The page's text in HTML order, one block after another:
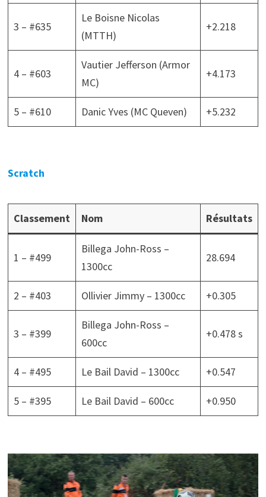
3 – #635
Le Boisne Nicolas
(MTTH)
+2.218
4 – #603
Vautier Jefferson (Armor
MC)
+4.173
5 – #610 Danic Yves (MC Queven) +5.232
Scratch
Classement Nom Résultats
1 – #499
Billega John-Ross –
1300cc
28.694
2 – #403 Ollivier Jimmy – 1300cc +0.305
3 – #399
Billega John-Ross –
600cc
+0.478 s
4 – #495 Le Bail David – 1300cc +0.547
5 – #395 Le Bail David – 600cc +0.950